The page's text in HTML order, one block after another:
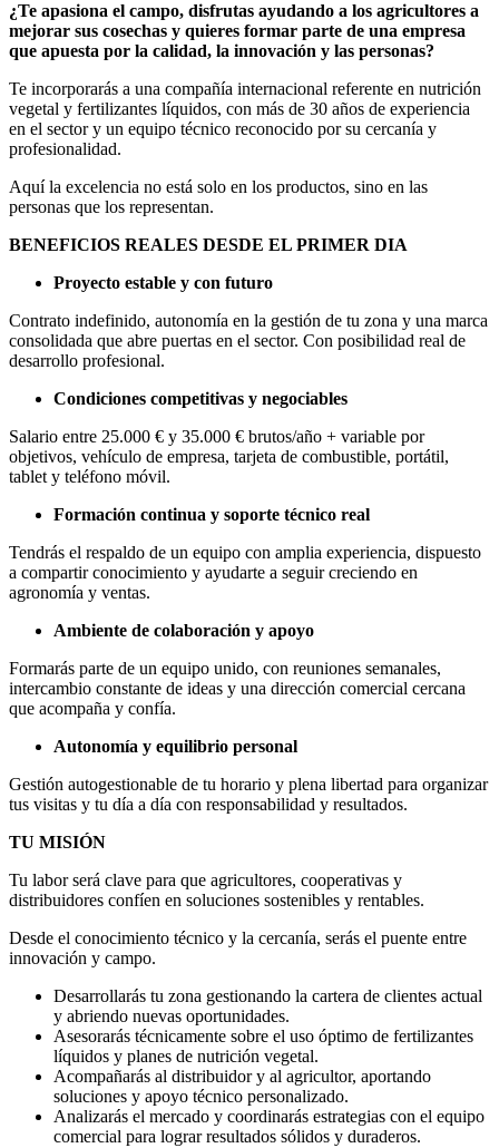
¿Te apasiona el campo, disfrutas ayudando a los agricultores a
mejorar sus cosechas y quieres formar parte de una empresa
que apuesta por la calidad, la innovación y las personas?
Te incorporarás a una compañía internacional referente en nutrición
vegetal y fertilizantes líquidos, con más de 30 años de experiencia
en el sector y un equipo técnico reconocido por su cercanía y
profesionalidad.
Aquí la excelencia no está solo en los productos, sino en las
personas que los representan.
BENEFICIOS REALES DESDE EL PRIMER DIA
Proyecto estable y con futuro
Contrato indefinido, autonomía en la gestión de tu zona y una marca
consolidada que abre puertas en el sector. Con posibilidad real de
desarrollo profesional.
Condiciones competitivas y negociables
Salario entre 25.000 € y 35.000 € brutos/año + variable por
objetivos, vehículo de empresa, tarjeta de combustible, portátil,
tablet y teléfono móvil.
Formación continua y soporte técnico real
Tendrás el respaldo de un equipo con amplia experiencia, dispuesto
a compartir conocimiento y ayudarte a seguir creciendo en
agronomía y ventas.
Ambiente de colaboración y apoyo
Formarás parte de un equipo unido, con reuniones semanales,
intercambio constante de ideas y una dirección comercial cercana
que acompaña y confía.
Autonomía y equilibrio personal
Gestión autogestionable de tu horario y plena libertad para organizar
tus visitas y tu día a día con responsabilidad y resultados.
TU MISIÓN
Tu labor será clave para que agricultores, cooperativas y
distribuidores confíen en soluciones sostenibles y rentables.
Desde el conocimiento técnico y la cercanía, serás el puente entre
innovación y campo.
Desarrollarás tu zona gestionando la cartera de clientes actual
y abriendo nuevas oportunidades.
Asesorarás técnicamente sobre el uso óptimo de fertilizantes
líquidos y planes de nutrición vegetal.
Acompañarás al distribuidor y al agricultor, aportando
soluciones y apoyo técnico personalizado.
Analizarás el mercado y coordinarás estrategias con el equipo
comercial para lograr resultados sólidos y duraderos.